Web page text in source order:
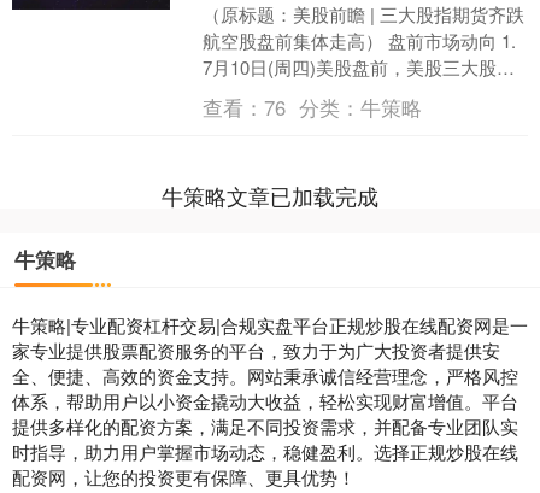
（原标题：美股前瞻 | 三大股指期货齐跌
航空股盘前集体走高） 盘前市场动向 1.
7月10日(周四)美股盘前，美股三大股指
期货齐跌。截至发稿，道指期货跌0.1....
查看：76 分类：牛策略
牛策略文章已加载完成
牛策略
牛策略|专业配资杠杆交易|合规实盘平台正规炒股在线配资网是一
家专业提供股票配资服务的平台，致力于为广大投资者提供安
全、便捷、高效的资金支持。网站秉承诚信经营理念，严格风控
体系，帮助用户以小资金撬动大收益，轻松实现财富增值。平台
提供多样化的配资方案，满足不同投资需求，并配备专业团队实
时指导，助力用户掌握市场动态，稳健盈利。选择正规炒股在线
配资网，让您的投资更有保障、更具优势！